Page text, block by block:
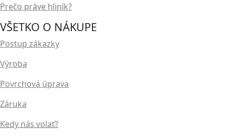
Prečo práve hliník?
VŠETKO O NÁKUPE
Postup zákazky
Výroba
Povrchová úprava
Záruka
Kedy nás volať?